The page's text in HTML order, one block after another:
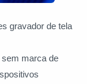
gravador de tela
marca de